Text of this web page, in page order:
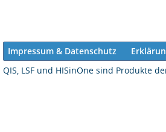
Impressum & Datenschutz
QIS, LSF und HISinOne sind Produkte